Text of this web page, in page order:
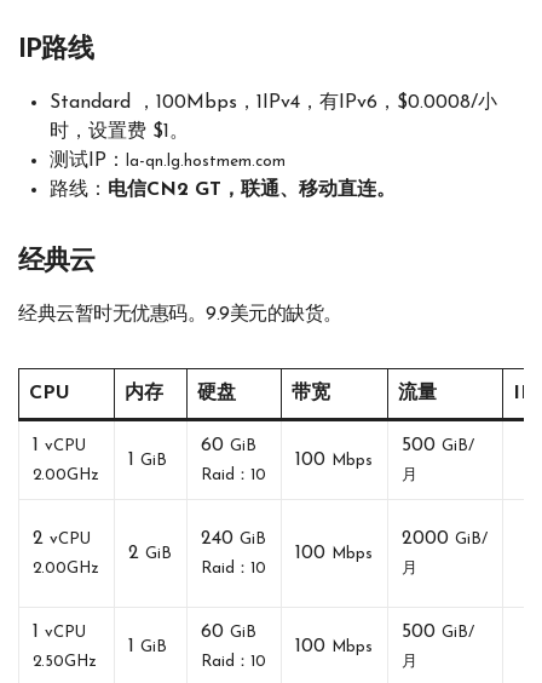
IP路线
Standard ，100Mbps，1IPv4，有IPv6，$0.0008/小
时，设置费 $1。
测试IP：
la-qn.lg.hostmem.com
路线： 电信CN2 GT，联通、移动直连。
经典云
经典云暂时无优惠码。9.9美元的缺货。
CPU 内存 硬盘 带宽 流量
1vCPU
2.00GHz
1GiB
60GiB
Raid：10
100 Mbps
500GiB/
月
2vCPU
2.00GHz
2GiB
240GiB
Raid：10
100 Mbps
2000GiB/
月
1vCPU
2.50GHz
1GiB
60GiB
Raid：10
100 Mbps
500GiB/
月